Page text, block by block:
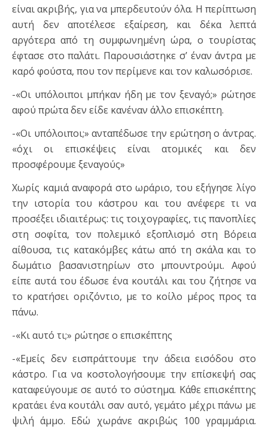
είναι ακριβής, για να μπερδευτούν όλα. Η περίπτωση
αυτή δεν αποτέλεσε εξαίρεση, και δέκα λεπτά
αργότερα από τη συμφωνημένη ώρα, ο τουρίστας
έφτασε στο παλάτι. Παρουσιάστηκε σ’ έναν άντρα με
καρό φούστα, που τον περίμενε και τον καλωσόρισε.
-«Οι υπόλοιποι μπήκαν ήδη με τον ξεναγό;» ρώτησε
αφού πρώτα δεν είδε κανέναν άλλο επισκέπτη.
-«Οι υπόλοιποι;» ανταπέδωσε την ερώτηση ο άντρας.
«όχι οι επισκέψεις είναι ατομικές και δεν
προσφέρουμε ξεναγούς»
Χωρίς καμιά αναφορά στο ωράριο, του εξήγησε λίγο
την ιστορία του κάστρου και του ανέφερε τι να
προσέξει ιδιαιτέρως: τις τοιχογραφίες, τις πανοπλίες
στη σοφίτα, τον πολεμικό εξοπλισμό στη Βόρεια
αίθουσα, τις κατακόμβες κάτω από τη σκάλα και το
δωμάτιο βασανιστηρίων στο μπουντρούμι. Αφού
είπε αυτά του έδωσε ένα κουτάλι και του ζήτησε να
το κρατήσει οριζόντιο, με το κοίλο μέρος προς τα
πάνω.
-«Κι αυτό τι;» ρώτησε ο επισκέπτης
-«Εμείς δεν εισπράττουμε την άδεια εισόδου στο
κάστρο. Για να κοστολογήσουμε την επίσκεψή σας
καταφεύγουμε σε αυτό το σύστημα. Κάθε επισκέπτης
κρατάει ένα κουτάλι σαν αυτό, γεμάτο μέχρι πάνω με
ψιλή άμμο. Εδώ χωράνε ακριβώς 100 γραμμάρια.